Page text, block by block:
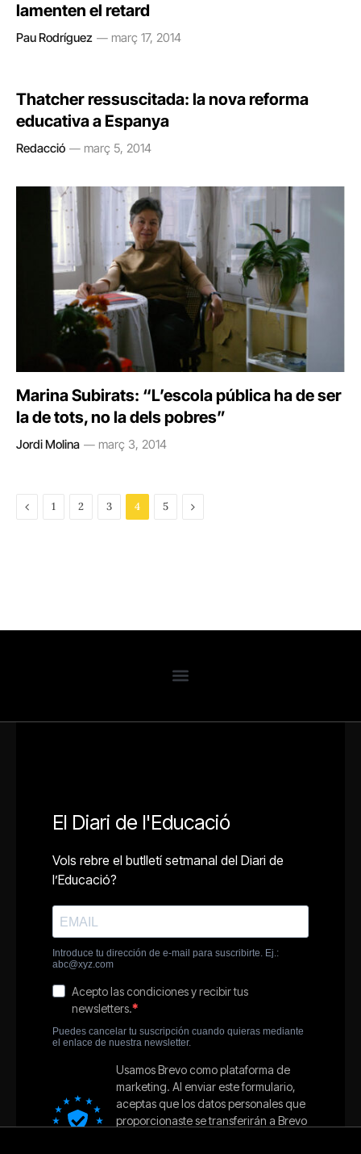
lamenten el retard
Pau Rodríguez març 17, 2014
Thatcher ressuscitada: la nova reforma
educativa a Espanya
Redacció març 5, 2014
Marina Subirats: “L’escola pública ha de ser
la de tots, no la dels pobres”
Jordi Molina març 3, 2014
Previous
1 2 3 4 5 Next